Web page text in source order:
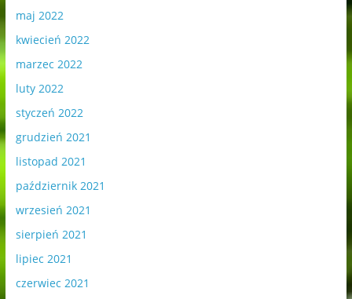
maj 2022
kwiecień 2022
marzec 2022
luty 2022
styczeń 2022
grudzień 2021
listopad 2021
październik 2021
wrzesień 2021
sierpień 2021
lipiec 2021
czerwiec 2021